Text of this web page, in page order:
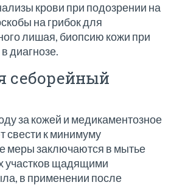
крови при подозрении на
на грибок для
лишая, биопсию кожи при
диагнозе.
себорейный
за кожей и медикаментозное
свести к минимуму
меры заключаются в мытье
участков щадящими
в применении после